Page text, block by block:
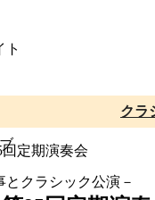
ト
クラシック公演－
クラ